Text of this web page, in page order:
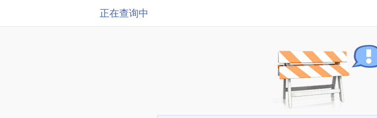
正在查询中